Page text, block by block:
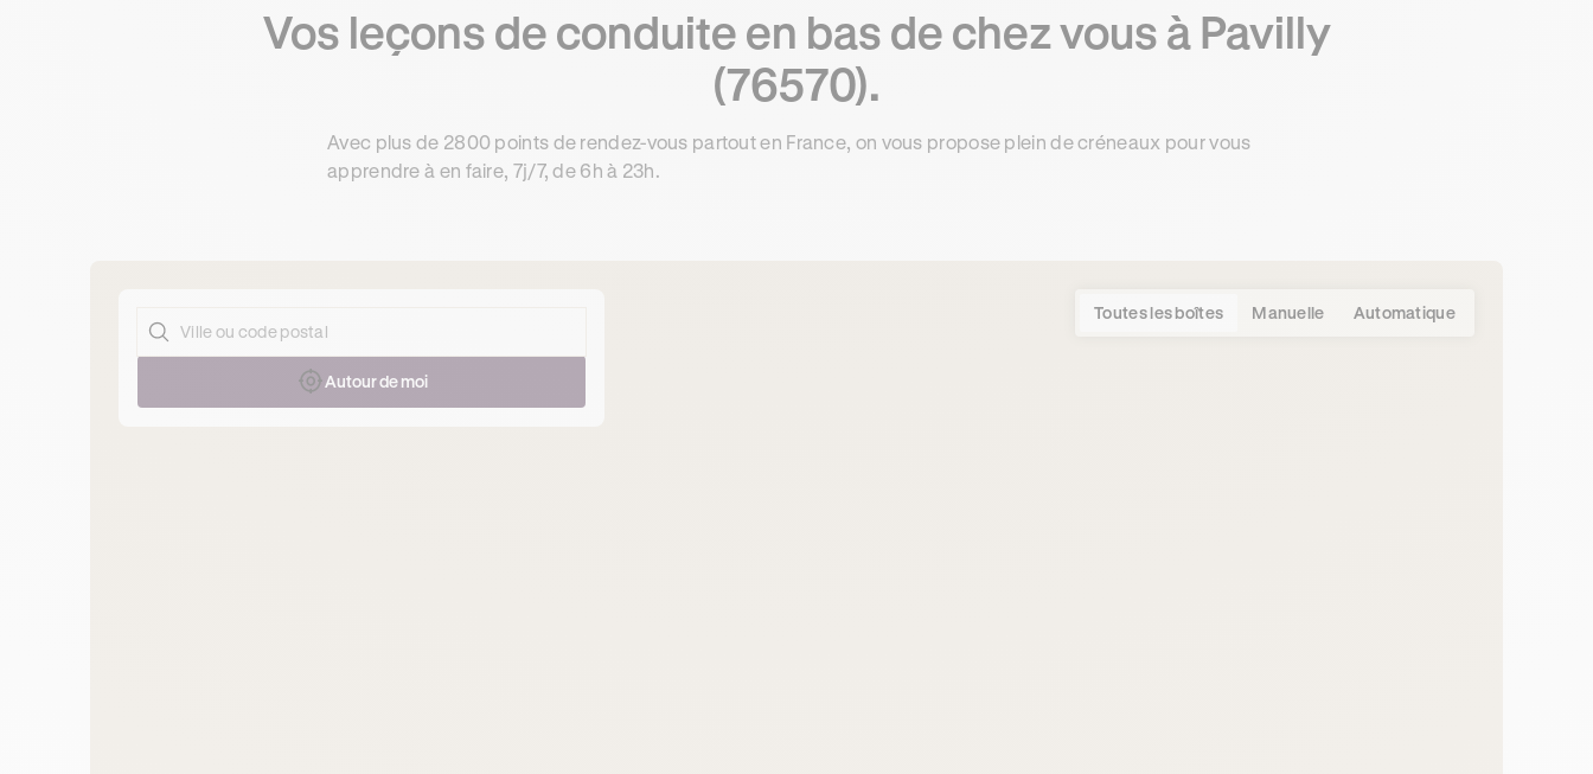
Vos leçons de conduite en bas de chez vous à Pavilly
(76570).
Avec plus de 2800 points de rendez-vous partout en France, on vous propose plein de créneaux pour vous
apprendre à en faire, 7j/7, de 6h à 23h.
Autour de moi
Toutes les boîtes Manuelle Automatique